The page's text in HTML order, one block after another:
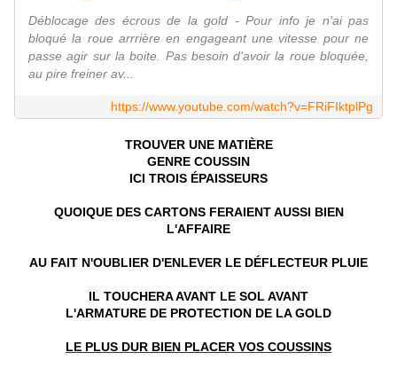
Déblocage des écrous de la gold - Pour info je n'ai pas
bloqué la roue arrrière en engageant une vitesse pour ne
passe agir sur la boite. Pas besoin d'avoir la roue bloquée,
au pire freiner av...
https://www.youtube.com/watch?v=FRiFIktplPg
TROUVER UNE MATIÈRE
GENRE COUSSIN
ICI TROIS ÉPAISSEURS
QUOIQUE DES CARTONS FERAIENT AUSSI BIEN
L'AFFAIRE
AU FAIT N'OUBLIER D'ENLEVER LE DÉFLECTEUR PLUIE
IL TOUCHERA AVANT LE SOL AVANT
L'ARMATURE DE PROTECTION DE LA GOLD
LE PLUS DUR BIEN PLACER VOS COUSSINS